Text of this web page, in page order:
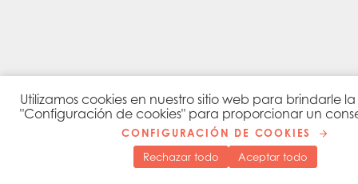
Utilizamos cookies en nuestro sitio web para brindarle
"Configuración de cookies" para proporcionar un
CONFIGURACIÓN DE COOKIES
Rechazar todo
Aceptar todo